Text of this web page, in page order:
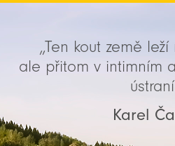
„Ten kout země
ale přitom v intimním
Karel